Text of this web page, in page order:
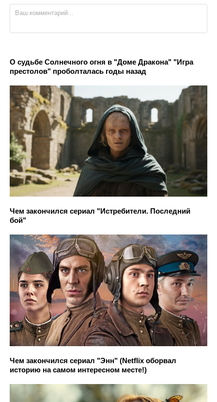
О судьбе Солнечного огня в "Доме Дракона" "Игра
престолов" проболталась годы назад
Чем закончился сериал "Истребители. Последний
бой"
Чем закончился сериал "Энн" (Netflix оборвал
историю на самом интересном месте!)